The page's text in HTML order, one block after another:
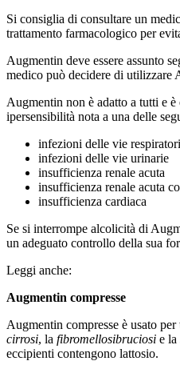
Si consiglia di consultare un
trattamento farmacologico per
Augmentin deve essere assunto
medico può decidere di utilizzare
Augmentin non è adatto a tutti e
ipersensibilità nota a una delle
infezioni delle vie
infezioni delle vie urinarie
insufficienza renale acuta
insufficienza renale acuta
insufficienza cardiaca
Se si interrompe alcolicità di
un adeguato controllo della sua
Leggi anche:
Augmentin compresse
Augmentin compresse è usato
cirrosi, la fibromellosibruciosi e la
eccipienti contengono lattosio.